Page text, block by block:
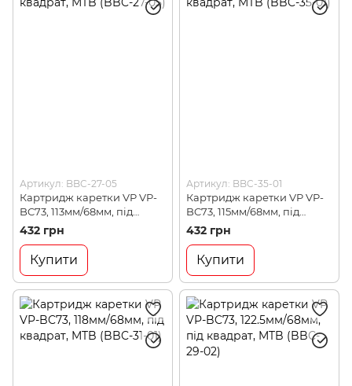
Артикул: BBC-27-05
Картридж каретки VP VP-
BC73, 113мм/68мм, під
квадрат, MTB (BBC-27-05)
432 грн
Купити
Артикул: BBC-35-01
Картридж каретки VP VP-
BC73, 115мм/68мм, під
квадрат, MTB (BBC-35-01)
432 грн
Купити